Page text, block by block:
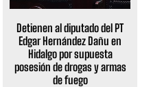
Detienen al diputado del PT
Edgar Hernández Dañu en
Hidalgo por supuesta
posesión de drogas y armas
de fuego